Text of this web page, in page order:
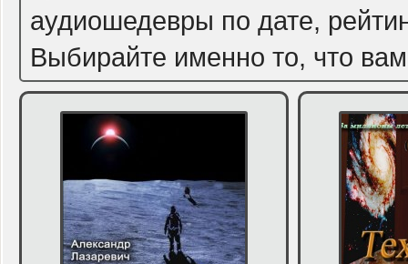
аудиошедевры по дате,
Выбирайте именно то, что